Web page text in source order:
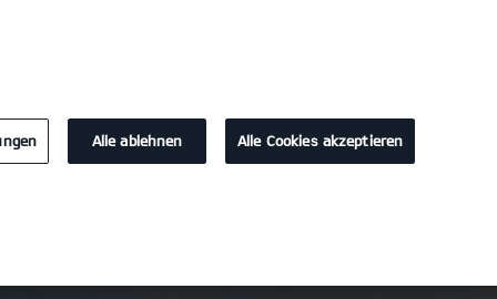
Alle ablehnen Alle Cookies akzeptieren